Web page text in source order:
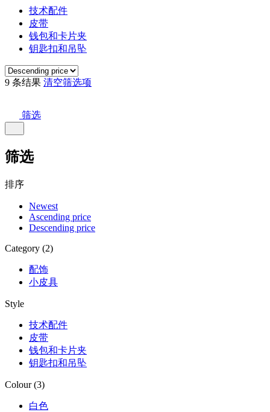
技术配件
皮带
钱包和卡片夹
钥匙扣和吊坠
9 条结果 清空筛选项
筛选
筛选
排序
Newest
Ascending price
Descending price
Category (2)
配饰
小皮具
Style
技术配件
皮带
钱包和卡片夹
钥匙扣和吊坠
Colour (3)
白色